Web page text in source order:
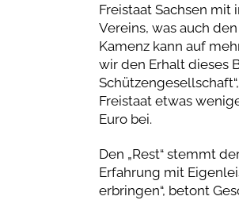
Freistaat Sachsen mit
Vereins, was auch
Kamenz kann auf
wir den Erhalt dieses
Freistaat etwas
Euro bei.
Den „Rest“ stemmt
Erfahrung mit
erbringen“, betont